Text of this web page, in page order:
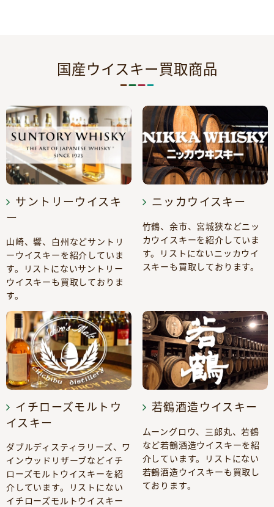
国産ウイスキー買取商品
サントリーウイスキ
ー
山崎、響、白州などサントリ
ーウイスキーを紹介していま
す。リストにないサントリー
ウイスキーも買取しておりま
す。
ニッカウイスキー
竹鶴、余市、宮城狭などニッ
カウイスキーを紹介していま
す。リストにないニッカウイ
スキーも買取しております。
イチローズモルトウ
イスキー
ダブルディスティラリーズ、ワ
インウッドリザーブなどイチ
ローズモルトウイスキーを紹
介しています。リストにない
イチローズモルトウイスキー
若鶴酒造ウイスキー
ムーングロウ、三郎丸、若鶴
など若鶴酒造ウイスキーを紹
介しています。リストにない
若鶴酒造ウイスキーも買取し
ております。